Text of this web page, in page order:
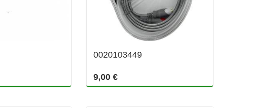
0020103449
9,00 €